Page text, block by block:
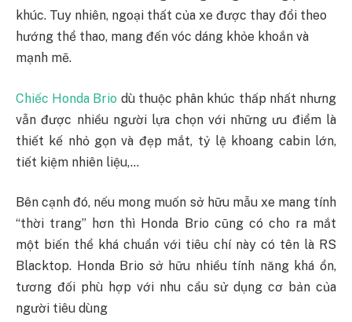
khúc. Tuy nhiên, ngoại thất của xe được thay đổi theo
hướng thể thao, mang đến vóc dáng khỏe khoắn và
mạnh mẽ.
Chiếc Honda Brio dù thuộc phân khúc thấp nhất nhưng
vẫn được nhiều người lựa chọn với những ưu điểm là
thiết kế nhỏ gọn và đẹp mắt, tỷ lệ khoang cabin lớn,
tiết kiệm nhiên liệu,…
Bên cạnh đó, nếu mong muốn sở hữu mẫu xe mang tính
“thời trang” hơn thì Honda Brio cũng có cho ra mắt
một biến thể khá chuẩn với tiêu chí này có tên là RS
Blacktop. Honda Brio sở hữu nhiều tính năng khá ổn,
tương đối phù hợp với nhu cầu sử dụng cơ bản của
người tiêu dùng